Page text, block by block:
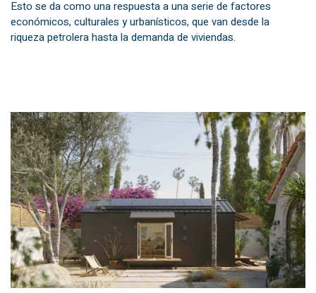
Esto se da como una respuesta a una serie de factores
económicos, culturales y urbanísticos, que van desde la
riqueza petrolera hasta la demanda de viviendas.